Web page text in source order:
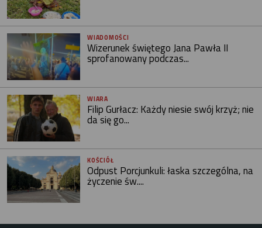
WIADOMOŚCI
Wizerunek świętego Jana Pawła II
sprofanowany podczas...
WIARA
Filip Gurłacz: Każdy niesie swój krzyż; nie
da się go...
KOŚCIÓŁ
Odpust Porcjunkuli: łaska szczególna, na
życzenie św....